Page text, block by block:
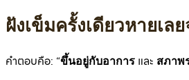
ฝังเข็มครั้งเดียวหายเล
คำตอบคือ: “ขึ้นอยู่กับอาการ และ สภาพ